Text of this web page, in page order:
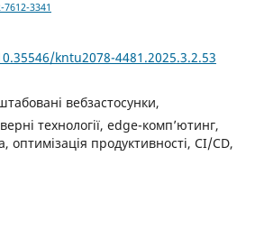
3341
kntu2078-4481.2025.3.2.53
вебзастосунки,
технології, edge-комп’ютинг,
оптимізація продуктивності, CI/CD,